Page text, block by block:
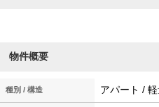
物件概要
種別 / 構造 アパート /